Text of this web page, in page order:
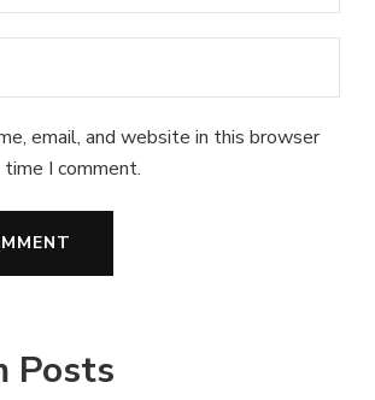
email, and website in this browser
I comment.
Posts